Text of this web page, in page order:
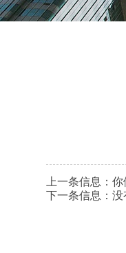
上一条信息：你
下一条信息：没